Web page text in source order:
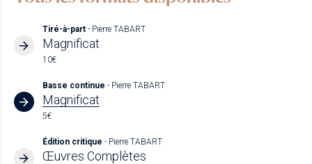
Tiré-à-part - Pierre TABART
Magnificat
10€
Basse continue - Pierre TABART
Magnificat
5€
Édition critique - Pierre TABART
Œuvres Complètes